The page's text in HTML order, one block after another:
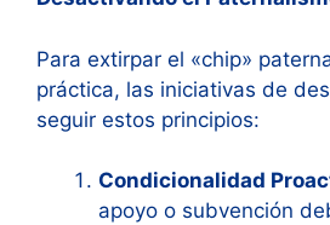
Para extirpar el «chip»
práctica, las iniciativas de
seguir estos principios:
Condicionalidad
apoyo o subvención